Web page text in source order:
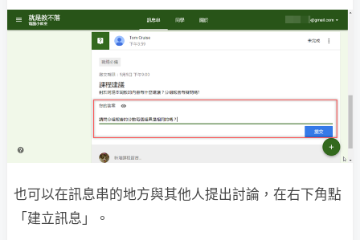
也可以在訊息串的地方與其他人提出討論，在右下角點
「建立訊息」。